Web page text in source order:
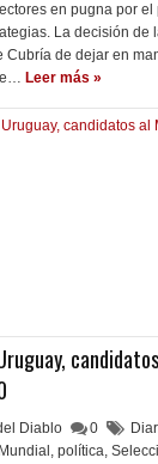
en pugna por el
La decisión de
Cubría de dejar en
Leer más »
Diablo 0
Mundial , política,